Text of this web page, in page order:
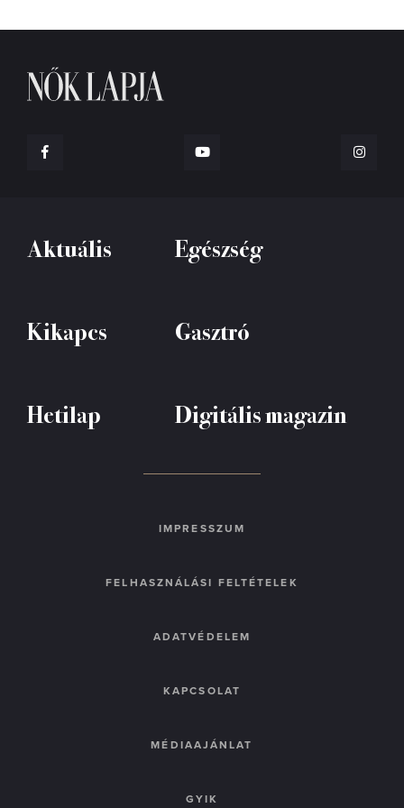
Aktuális Egészség
Kikapcs Gasztró
Hetilap Digitális magazin
IMPRESSZUM
FELHASZNÁLÁSI FELTÉTELEK
ADATVÉDELEM
KAPCSOLAT
MÉDIAAJÁNLAT
GYIK